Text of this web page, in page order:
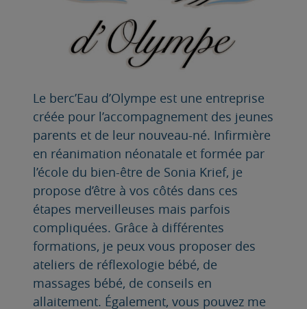
Le berc’Eau d’Olympe est une entreprise
créée pour l’accompagnement des jeunes
parents et de leur nouveau-né. Infirmière
en réanimation néonatale et formée par
l’école du bien-être de Sonia Krief, je
propose d’être à vos côtés dans ces
étapes merveilleuses mais parfois
compliquées. Grâce à différentes
formations, je peux vous proposer des
ateliers de réflexologie bébé, de
massages bébé, de conseils en
allaitement. Également, vous pouvez me